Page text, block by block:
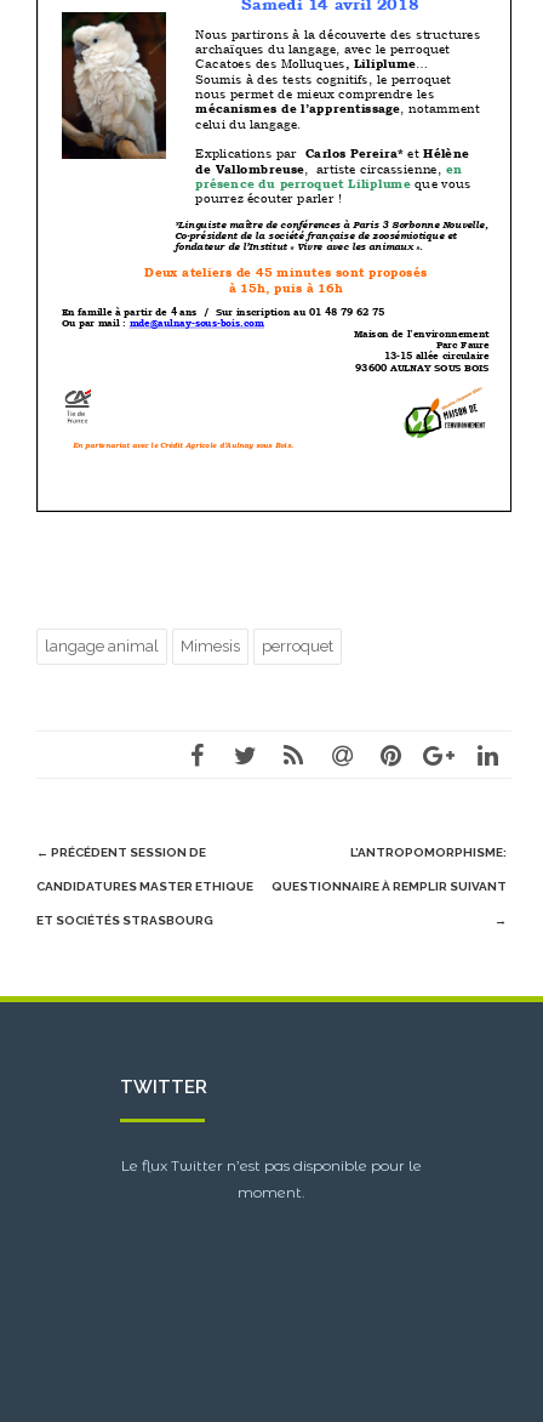
langage animal Mimesis perroquet
Post
navigation
← PRÉCÉDENT SESSION DE
CANDIDATURES MASTER ETHIQUE
ET SOCIÉTÉS STRASBOURG
L’ANTROPOMORPHISME:
QUESTIONNAIRE À REMPLIR SUIVANT
→
TWITTER
Le flux Twitter n’est pas disponible pour le
moment.